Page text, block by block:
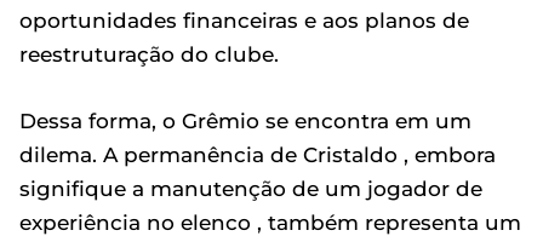
oportunidades financeiras e aos planos de
reestruturação do clube.
Dessa forma, o Grêmio se encontra em um
dilema. A permanência de Cristaldo , embora
signifique a manutenção de um jogador de
experiência no elenco , também representa um